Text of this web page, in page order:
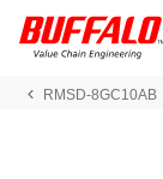
RMSD-8GC10AB